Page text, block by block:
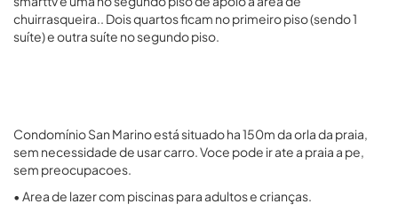
chuirrasqueira.. Dois quartos ficam no primeiro piso (sendo 1
suíte) e outra suíte no segundo piso.
Condomínio San Marino está situado ha 150m da orla da praia,
sem necessidade de usar carro. Voce pode ir ate a praia a pe,
sem preocupacoes.
• Area de lazer com piscinas para adultos e crianças.